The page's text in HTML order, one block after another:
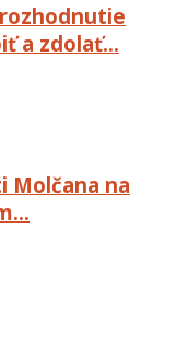
a zdolať…
Molčana na